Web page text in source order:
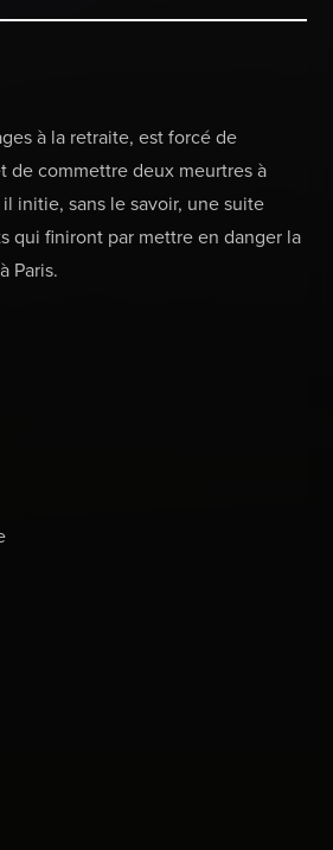
à la retraite, est forcé de
de commettre deux meurtres à
initie, sans le savoir, une suite
qui finiront par mettre en danger la
Paris.